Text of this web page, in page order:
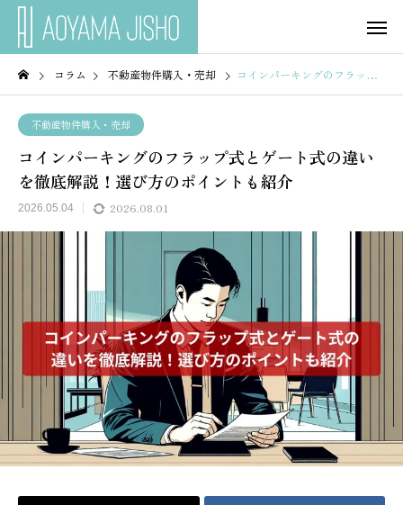
コラム 不動産物件購入・売却 コインパーキングのフラップ式とゲート式の違いを徹底解説！選び方のポイントも紹介
不動産物件購入・売却
コインパーキングのフラップ式とゲート式の違い
を徹底解説！選び方のポイントも紹介
2026.05.04 2026.08.01